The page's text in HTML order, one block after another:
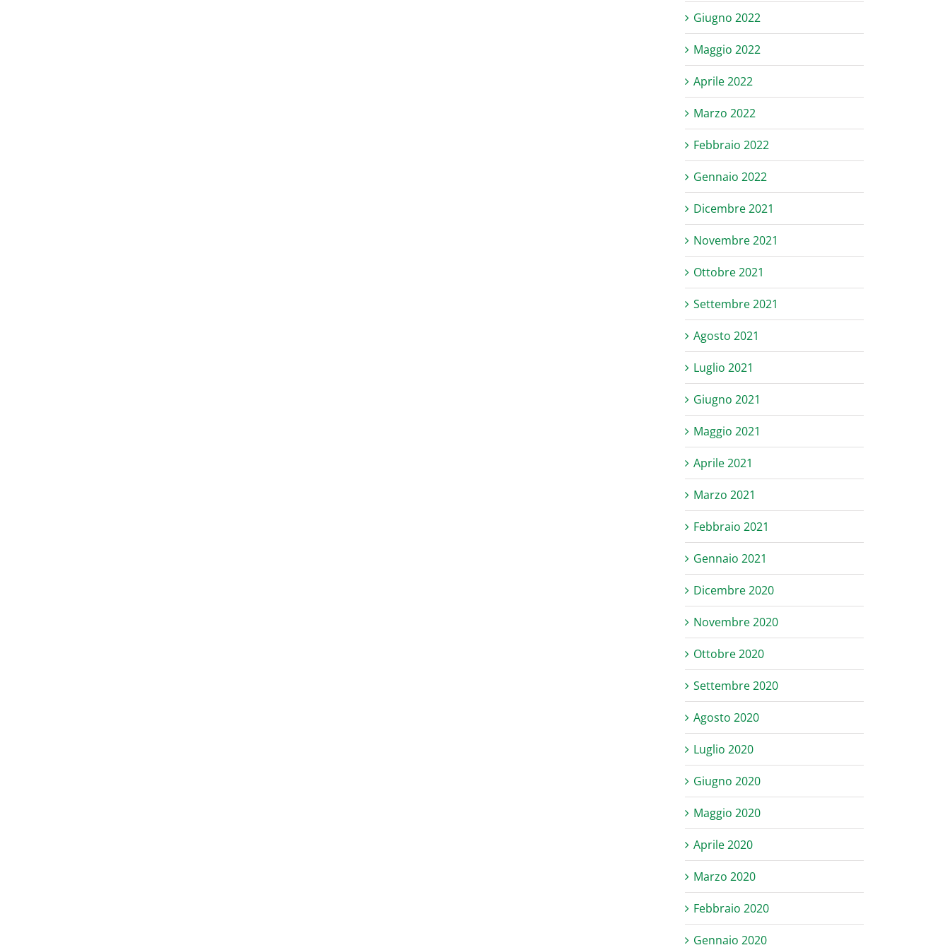
Giugno 2022
Maggio 2022
Aprile 2022
Marzo 2022
Febbraio 2022
Gennaio 2022
Dicembre 2021
Novembre 2021
Ottobre 2021
Settembre 2021
Agosto 2021
Luglio 2021
Giugno 2021
Maggio 2021
Aprile 2021
Marzo 2021
Febbraio 2021
Gennaio 2021
Dicembre 2020
Novembre 2020
Ottobre 2020
Settembre 2020
Agosto 2020
Luglio 2020
Giugno 2020
Maggio 2020
Aprile 2020
Marzo 2020
Febbraio 2020
Gennaio 2020